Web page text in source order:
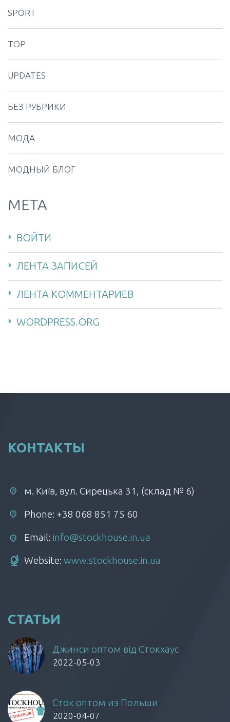
SPORT
TOP
UPDATES
БЕЗ РУБРИКИ
МОДА
МОДНЫЙ БЛОГ
МЕТА
ВОЙТИ
ЛЕНТА ЗАПИСЕЙ
ЛЕНТА КОММЕНТАРИЕВ
WORDPRESS.ORG
КОНТАКТЫ
м. Київ, вул. Сирецька 31, (склад № 6)
Phone: +38 068 851 75 60
Email: info@stockhouse.in.ua
Website: www.stockhouse.in.ua
СТАТЬИ
Джинси оптом від Стокхаус
2022-05-03
Сток оптом из Польши
2020-04-07